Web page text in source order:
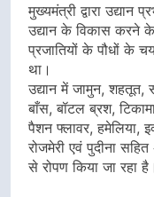
मुख्यमंत्री द्वारा उद्यान
उद्यान के विकास करने
प्रजातियों के पौधों के
था।
उद्यान में जामुन,
बाँस, बॉटल ब्रश,
पैशन फ्लावर, हमेलिया,
रोजमेरी एवं पुदीना
से रोपण किया जा रहा है।